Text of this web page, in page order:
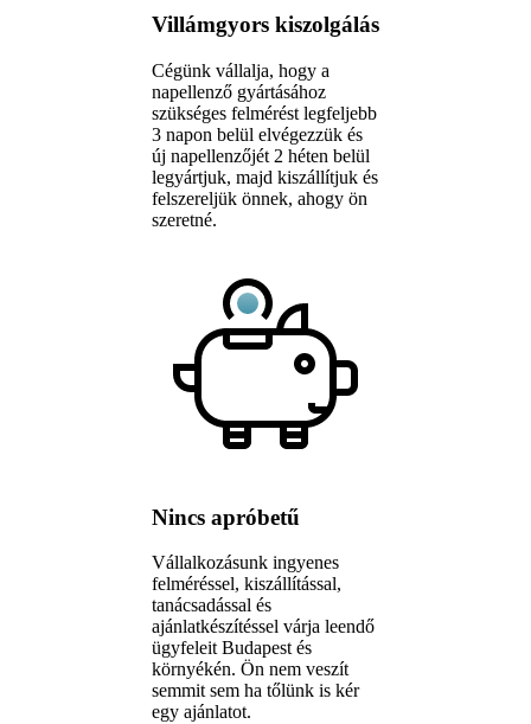
Villámgyors kiszolgálás
Cégünk vállalja, hogy a
napellenző gyártásához
szükséges felmérést legfeljebb
3 napon belül elvégezzük és
új napellenzőjét 2 héten belül
legyártjuk, majd kiszállítjuk és
felszereljük önnek, ahogy ön
szeretné.
Nincs apróbetű
Vállalkozásunk ingyenes
felméréssel, kiszállítással,
tanácsadással és
ajánlatkészítéssel várja leendő
ügyfeleit Budapest és
környékén. Ön nem veszít
semmit sem ha tőlünk is kér
egy ajánlatot.